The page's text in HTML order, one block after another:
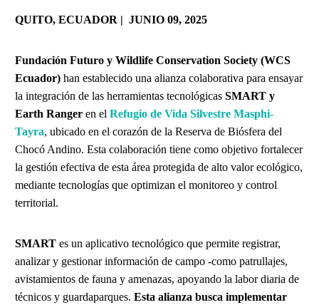
QUITO, ECUADOR | JUNIO 09, 2025
Fundación Futuro y Wildlife Conservation Society (WCS
Ecuador) han establecido una alianza colaborativa para ensayar
la integración de las herramientas tecnológicas SMART y
Earth Ranger en el Refugio de Vida Silvestre Masphi-
Tayra, ubicado en el corazón de la Reserva de Biósfera del
Chocó Andino. Esta colaboración tiene como objetivo fortalecer
la gestión efectiva de esta área protegida de alto valor ecológico,
mediante tecnologías que optimizan el monitoreo y control
territorial.
SMART es un aplicativo tecnológico que permite registrar,
analizar y gestionar información de campo -como patrullajes,
avistamientos de fauna y amenazas, apoyando la labor diaria de
técnicos y guardaparques. Esta alianza busca implementar